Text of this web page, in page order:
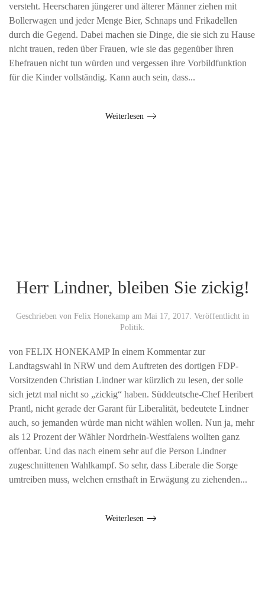
versteht. Heerscharen jüngerer und älterer Männer ziehen mit
Bollerwagen und jeder Menge Bier, Schnaps und Frikadellen
durch die Gegend. Dabei machen sie Dinge, die sie sich zu Hause
nicht trauen, reden über Frauen, wie sie das gegenüber ihren
Ehefrauen nicht tun würden und vergessen ihre Vorbildfunktion
für die Kinder vollständig. Kann auch sein, dass...
Weiterlesen
Herr Lindner, bleiben Sie zickig!
Geschrieben von Felix Honekamp am Mai 17, 2017 . Veröffentlicht in
Politik
von FELIX HONEKAMP In einem Kommentar zur
Landtagswahl in NRW und dem Auftreten des dortigen FDP-
Vorsitzenden Christian Lindner war kürzlich zu lesen, der solle
sich jetzt mal nicht so „zickig“ haben. Süddeutsche-Chef Heribert
Prantl, nicht gerade der Garant für Liberalität, bedeutete Lindner
auch, so jemanden würde man nicht wählen wollen. Nun ja, mehr
als 12 Prozent der Wähler Nordrhein-Westfalens wollten ganz
offenbar. Und das nach einem sehr auf die Person Lindner
zugeschnittenen Wahlkampf. So sehr, dass Liberale die Sorge
umtreiben muss, welchen ernsthaft in Erwägung zu ziehenden...
Weiterlesen